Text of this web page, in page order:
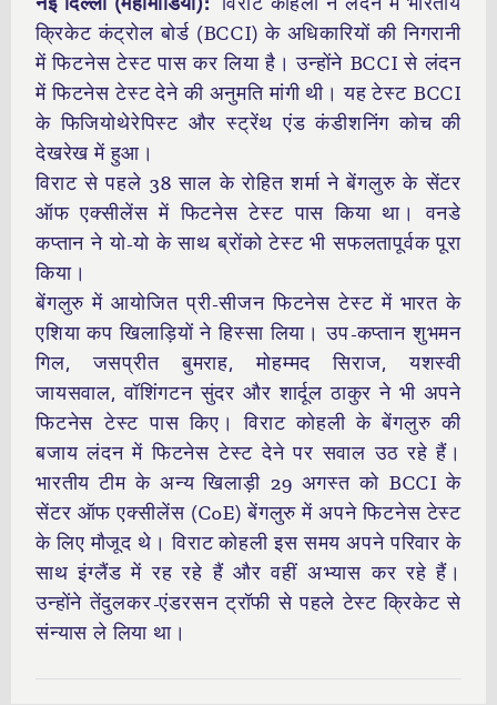
क्रिकेट कंट्रोल बोर्ड (BCCI) के अधिकारियों की निगरानी
में फिटनेस टेस्ट पास कर लिया है। उन्होंने BCCI से लंदन
में फिटनेस टेस्ट देने की अनुमति मांगी थी। यह टेस्ट BCCI
के फिजियोथेरेपिस्ट और स्ट्रेंथ एंड कंडीशनिंग कोच की
देखरेख में हुआ।
विराट से पहले 38 साल के रोहित शर्मा ने बेंगलुरु के सेंटर
ऑफ एक्सीलेंस में फिटनेस टेस्ट पास किया था। वनडे
कप्तान ने यो-यो के साथ ब्रोंको टेस्ट भी सफलतापूर्वक पूरा
किया।
बेंगलुरु में आयोजित प्री-सीजन फिटनेस टेस्ट में भारत के
एशिया कप खिलाड़ियों ने हिस्सा लिया। उप-कप्तान शुभमन
गिल, जसप्रीत बुमराह, मोहम्मद सिराज, यशस्वी
जायसवाल, वॉशिंगटन सुंदर और शार्दूल ठाकुर ने भी अपने
फिटनेस टेस्ट पास किए। विराट कोहली के बेंगलुरु की
बजाय लंदन में फिटनेस टेस्ट देने पर सवाल उठ रहे हैं।
भारतीय टीम के अन्य खिलाड़ी 29 अगस्त को BCCI के
सेंटर ऑफ एक्सीलेंस (CoE) बेंगलुरु में अपने फिटनेस टेस्ट
के लिए मौजूद थे। विराट कोहली इस समय अपने परिवार के
साथ इंग्लैंड में रह रहे हैं और वहीं अभ्यास कर रहे हैं।
उन्होंने तेंदुलकर-एंडरसन ट्रॉफी से पहले टेस्ट क्रिकेट से
संन्यास ले लिया था।